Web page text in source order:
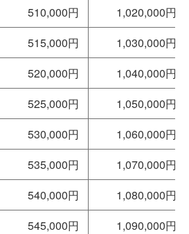
510,000円
1,020,000円
515,000円
1,030,000円
520,000円
1,040,000円
525,000円
1,050,000円
530,000円
1,060,000円
535,000円
1,070,000円
540,000円
1,080,000円
545,000円
1,090,000円